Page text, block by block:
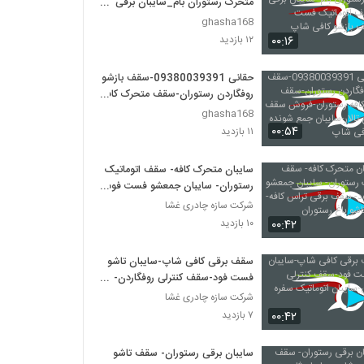
۰۰:۱۶
تالار_سقف اتوماتیک فست
فود_سقف بازشو کافی شاپ
ghasha168
۱۲ بازدید
۰۰:۵۴
حقانی 09380039391-سقف بازشو
روفگاردن رستوران-سقف متحرک کافه
رستوران-فروش سقف برقی باغ تالار-
سایبان جمع شونده تراس کافی شاپ
ghasha168
۱۱ بازدید
۰۰:۴۲
سایبان متحرک کافه- سقف اتوماتیک
رستوران- سایبان جمعشو فست فود-
سقف برقی تراس کافه-سایبان تاشو
باغ رستوران
شرکت سازه چادری غشا
۱۰ بازدید
۰۰:۴۲
سقف برقی کافی شاپ-سایبان تاشو
فست فود-سقف کنترلی روفگاردن-
سایبان اتوماتیک سفره خانه
شرکت سازه چادری غشا
۷ بازدید
سایبان برقی رستوران- سقف تاشو